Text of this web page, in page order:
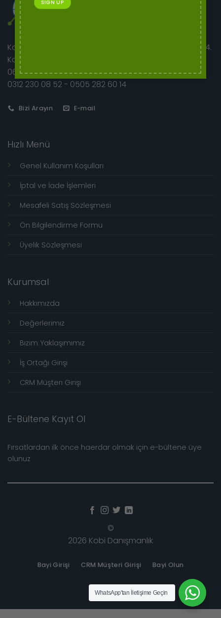
Korkutreis Mah. Atatürk Bulvarı sıhhıye merkez iş hanı 4.
Kat No:46/42
06400 Çankaya/Ankara
0312 230 08 52 - 0505 282 60 14
Bizi Arayın E-mail
Hızlı Menü
Genel Kullanım Koşulları
İptal ve İade İşlemleri
Mesafeli Satış Sözleşmesi
Ön Bilgilendirme Formu
Üyelik Sözleşmesi
Kurumsal
Hakkımızda
Değerlerimiz
Bizim Yaklaşımımız
İş Ortağı Girişi
CRM Müşteri Girişi
E-Bültene Kayıt Ol
Fırsatlardan ilk önce haerdar olmak için e-bültene üye
olunuz
©
2026 Kobi Danışmanlık
Bayi Girişi CRM Müşteri Girişi Bayi Olun
WhatsApp'tan İletişime Geçin